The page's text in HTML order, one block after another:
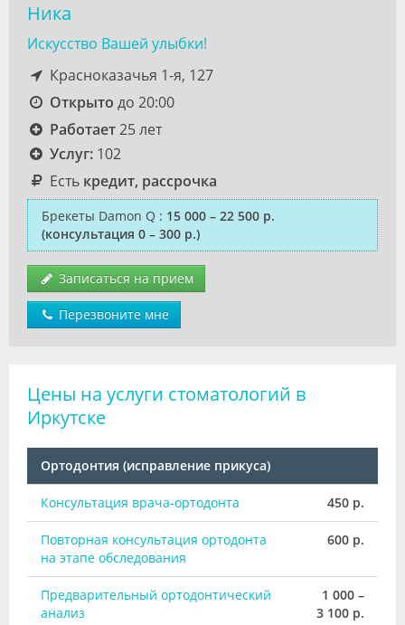
Ника
Искусство Вашей улыбки!
Красноказачья 1-я, 127
Открыто до 20:00
Работает25 лет
Услуг:102
Есть кредит, рассрочка
Брекеты Damon Q : 15 000 – 22 500 р.
(консультация 0 – 300 р.)
Записаться на прием
Перезвоните мне
Цены на услуги стоматологий в
Иркутске
Ортодонтия (исправление прикуса)
Консультация врача-ортодонта 450 р.
Повторная консультация ортодонта
на этапе обследования
600 р.
Предварительный ортодонтический
анализ
1 000 –
3 100 р.